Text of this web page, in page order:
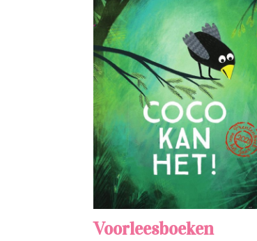
Voorleesboeken